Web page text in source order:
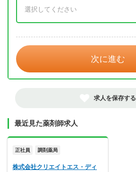
次に進む
求人を保存する
最近見た薬剤師求人
正社員 調剤薬局
株式会社クリエイトエス・ディ